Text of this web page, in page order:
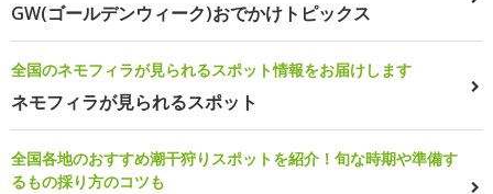
GW(ゴールデンウィーク)おでかけトピックス
全国のネモフィラが見られるスポット情報をお届けします
ネモフィラが見られるスポット
全国各地のおすすめ潮干狩りスポットを紹介！旬な時期や準備す
るもの採り方のコツも